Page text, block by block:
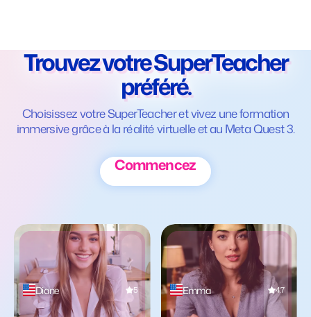
Trouvez votre SuperTeacher
préféré.
Choisissez votre SuperTeacher et vivez une formation
immersive grâce à la réalité virtuelle et au Meta Quest 3.
Commencez
Diane 5 Emma 4.7